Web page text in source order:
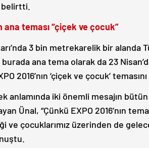
ana teması “çiçek ve çocuk”
3 bin metrekarelik bir alanda
ana tema olarak da 23
2016’nın ‘çiçek ve çocuk’
anlamında iki önemli mesajın
Ünal, “Çünkü EXPO 2016’nın
ve çocuklarımız üzerinden de